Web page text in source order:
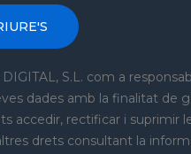
DIGITAL, S.L. com a
dades amb la finalitat de
accedir, rectificar i suprimir
drets consultant la